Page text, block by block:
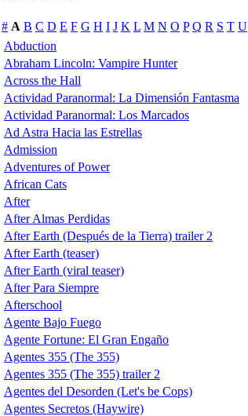
# A B C D E F G H I J K L M N O P Q R S T U
Abduction
Abraham Lincoln: Vampire Hunter
Across the Hall
Actividad Paranormal: La Dimensión Fantasma
Actividad Paranormal: Los Marcados
Ad Astra Hacia las Estrellas
Admission
Adventures of Power
African Cats
After
After Almas Perdidas
After Earth (Después de la Tierra) trailer 2
After Earth (teaser)
After Earth (viral teaser)
After Para Siempre
Afterschool
Agente Bajo Fuego
Agente Fortune: El Gran Engaño
Agentes 355 (The 355)
Agentes 355 (The 355) trailer 2
Agentes del Desorden (Let's be Cops)
Agentes Secretos (Haywire)